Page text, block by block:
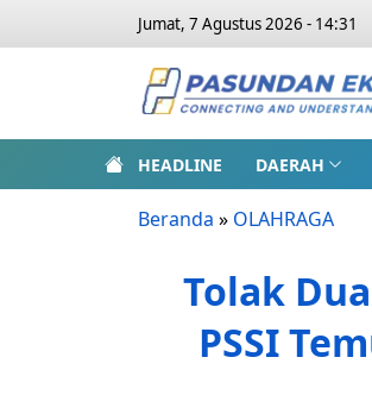
Jumat, 7 Agustus 2026 - 14:31
HEADLINE DAERAH
Beranda » OLAHRAGA
Tolak
PSSI